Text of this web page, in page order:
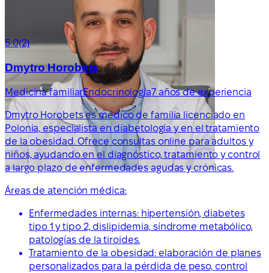
5.0(2)
Dmytro Horobets
Medicina familiarEndocrinología7 años de experiencia
Dmytro Horobets es médico de familia licenciado en
Polonia, especialista en diabetología y en el tratamiento
de la obesidad. Ofrece consultas online para adultos y
niños, ayudando en el diagnóstico, tratamiento y control
a largo plazo de enfermedades agudas y crónicas.
Áreas de atención médica:
Enfermedades internas: hipertensión, diabetes
tipo 1 y tipo 2, dislipidemia, síndrome metabólico,
patologías de la tiroides.
Tratamiento de la obesidad: elaboración de planes
personalizados para la pérdida de peso, control